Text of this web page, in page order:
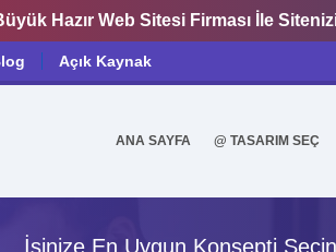
Hazır Web Sitesi Firması İle
Açık Kaynak
ANA SAYFA @ TASARIM SEÇ
İşinize En Uygun Konsepti Seçin